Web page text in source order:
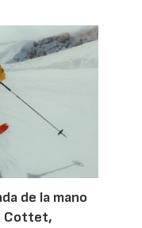
de la mano
Cottet,